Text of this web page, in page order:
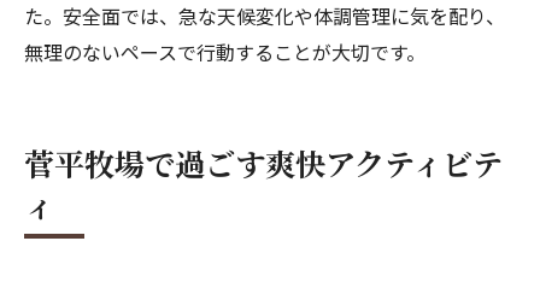
た。安全面では、急な天候変化や体調管理に気を配り、
無理のないペースで行動することが大切です。
菅平牧場で過ごす爽快アクティビテ
ィ